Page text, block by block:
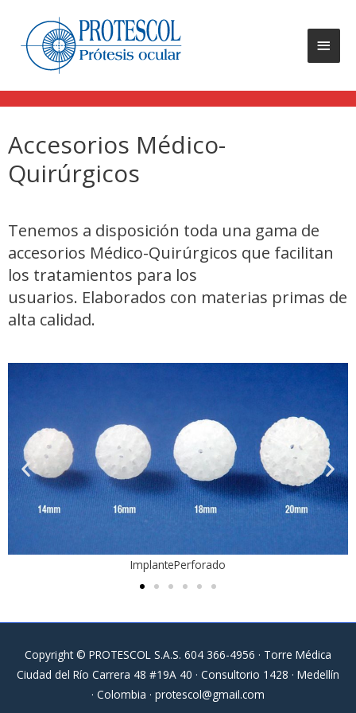
Accesorios Médico-
Quirúrgicos
Tenemos a disposición toda una gama de
accesorios Médico-Quirúrgicos que facilitan
los tratamientos para los
usuarios. Elaborados con materias primas de
alta calidad.
ImplantePerforado
Copyright © PROTESCOL S.A.S. 604 366-4956 · Torre Médica
Ciudad del Río Carrera 48 #19A 40 · Consultorio 1428 · Medellín
· Colombia · protescol@gmail.com